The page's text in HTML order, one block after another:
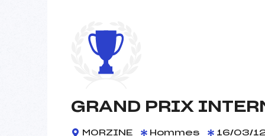
GRAND PRIX
MORZINE Hommes 16/03/